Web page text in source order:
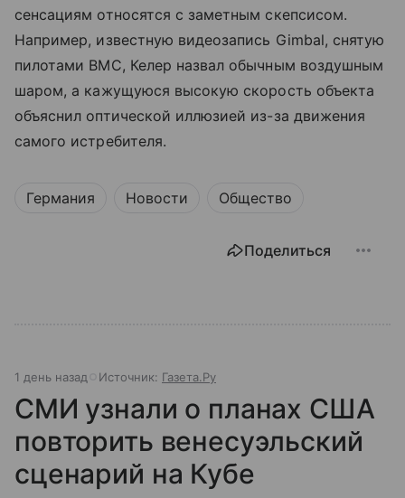
сенсациям относятся с заметным скепсисом.
Например, известную видеозапись Gimbal, снятую
пилотами ВМС, Келер назвал обычным воздушным
шаром, а кажущуюся высокую скорость объекта
объяснил оптической иллюзией из-за движения
самого истребителя.
Германия Новости Общество
Поделиться
1 день назад Источник: Газета.Ру
СМИ узнали о планах США
повторить венесуэльский
сценарий на Кубе